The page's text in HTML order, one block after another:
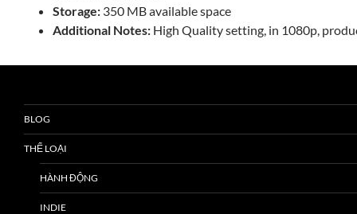
Storage: 350 MB available space
Additional Notes: High Quality setting, in 1080p,
BLOG
THỂ LOẠI
HÀNH ĐỘNG
INDIE